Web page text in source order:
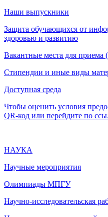
Наши выпускники
Защита обучающихся от
здоровью и развитию
Вакантные места для приема
Стипендии и иные виды
Доступная среда
Чтобы оценить условия
QR-код или перейдите по
НАУКА
Научные мероприятия
Олимпиады МПГУ
Научно-исследовательская